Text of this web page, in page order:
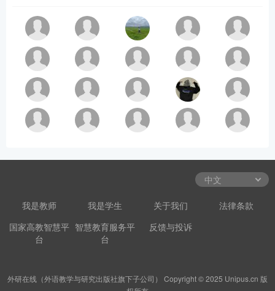
我是教师 我是学生 关于我们
法律条款
国家高教智慧平
台
智慧教育服务平
台
反馈与投诉
外研在线（外语教学与研究出版社旗下子公司） Copyright © 2025 Unipus.cn 版